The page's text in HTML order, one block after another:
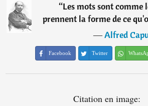
“Les mots sont comme
prennent la forme de ce
―Alfred
Facebook Twitter
Citation en image: